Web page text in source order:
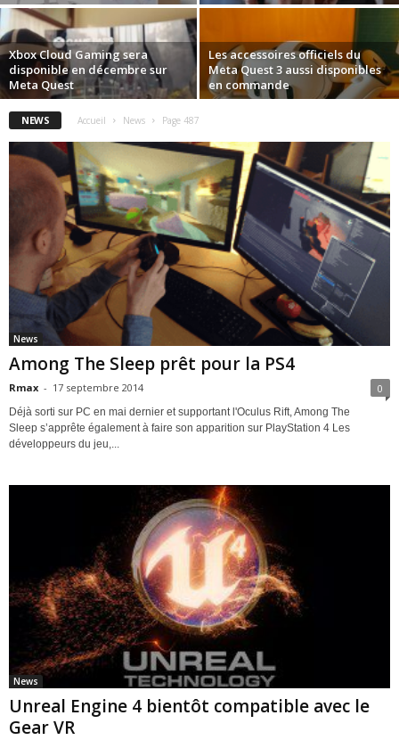
Xbox Cloud Gaming sera
disponible en décembre sur
Meta Quest
Les accessoires officiels du
Meta Quest 3 aussi disponibles
en commande
NEWS Accueil News Page 487
News
Among The Sleep prêt pour la PS4
Rmax - 17 septembre 2014 0
Déjà sorti sur PC en mai dernier et supportant l'Oculus Rift, Among The
Sleep s’apprête également à faire son apparition sur PlayStation 4 Les
développeurs du jeu,...
News
Unreal Engine 4 bientôt compatible avec le
Gear VR